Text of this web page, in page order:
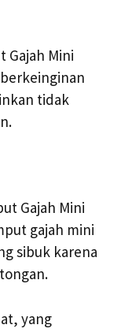
Gajah Mini
tidak
Gajah Mini
gajah mini
sibuk karena
yang